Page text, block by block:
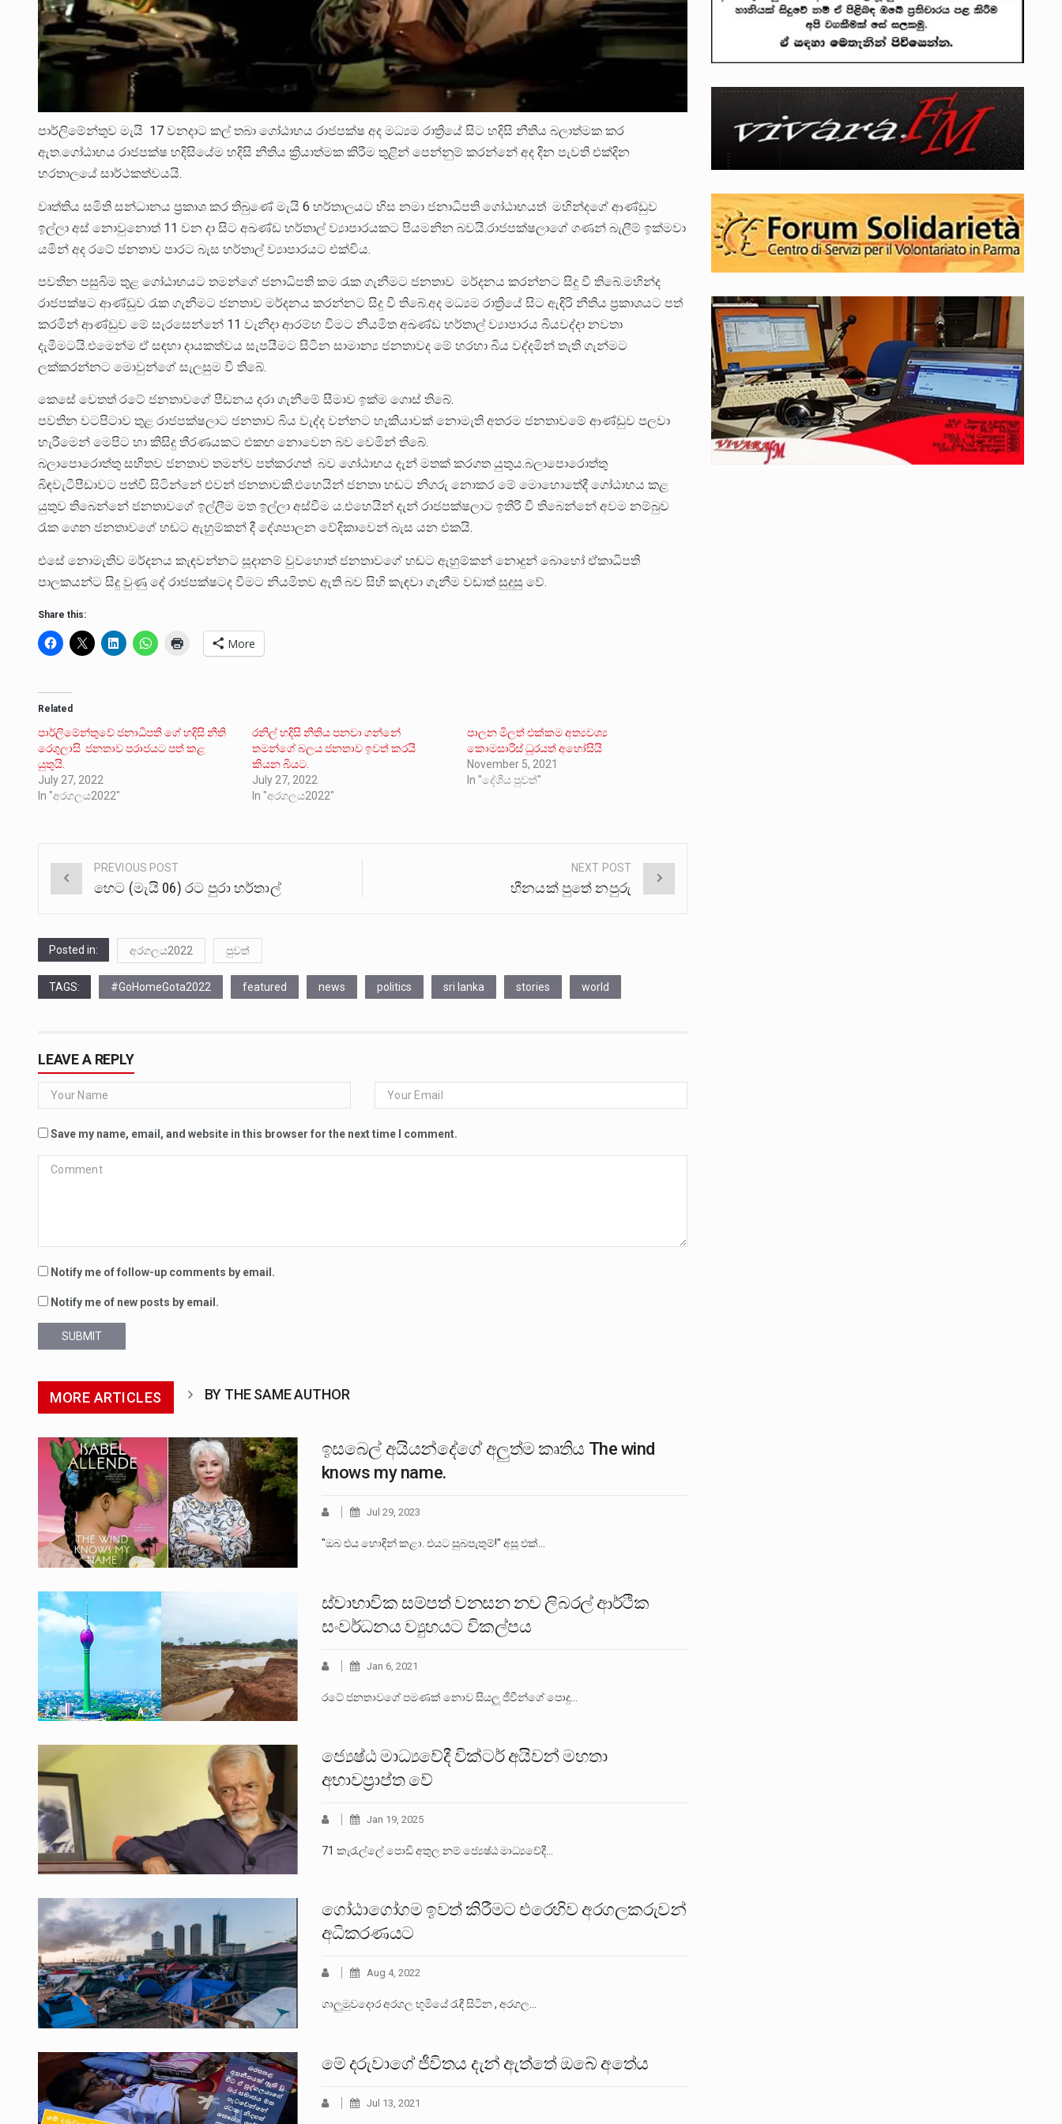
පාර්ලිමේන්තුව මැයි 17 වනදාට කල් තබා ගෝඨාභය රාජපක්ෂ අද මධ්‍යම රාත්‍රියේ සිට හදිසි නීතිය බලාත්මක කර
ඇත.ගෝඨාභය රාජපක්ෂ හදිසියේම හදිසි නීතිය ක්‍රියාත්මක කිරීම තුළින් පෙන්නුම් කරන්නේ අද දින පැවති එක්දින
හරතාලයේ සාර්ථකත්වයයි.
වෘත්තිය සමිති සන්ධානය ප්‍රකාශ කර තිබුණේ මැයි 6 හර්තාලයට හිස නමා ජනාධිපති ගෝඨාභයත් මහින්දගේ ආණ්ඩුව
ඉල්ලා අස් නොවුනොත් 11 වන දා සිට අඛණ්ඩ හර්තාල් ව්‍යාපාරයකට පියමනින බවයි.රාජපක්ෂලාගේ ගණන් බැලීම් ඉක්මවා
යමින් අද රටේ ජනතාව පාරට බැස හර්තාල් ව්‍යාපාරයට එක්විය.
පවතින පසුබිම තුළ ගෝඨාභයට තමන්ගේ ජනාධිපති කම රැක ගැනීමට ජනතාව මර්දනය කරන්නට සිදු වී තිබේ.මහින්ද
රාජපක්ෂට ආණ්ඩුව රැක ගැනීමට ජනතාව මර්දනය කරන්නට සිදු වී තිබේ.අද මධ්‍යම රාත්‍රියේ සිට ඇඳිරි නීතිය ප්‍රකාශයට පත්
කරමින් ආණ්ඩුව මේ සැරසෙන්නේ 11 වැනිදා ආරම්භ වීමට නියමිත අඛණ්ඩ හර්තාල් ව්‍යාපාරය බියවද්දා නවතා
දැමීමටයි.එමෙන්ම ඒ සඳහා දායකත්වය සැපයීමට සිටින සාමාන්‍ය ජනතාවද මේ හරහා බිය වද්දමින් තැති ගැන්මට
ලක්කරන්නට මොවුන්ගේ සැලසුම වී තිබේ.
කෙසේ වෙතත් රටේ ජනතාවගේ පීඩනය දරා ගැනීමේ සීමාව ඉක්ම ගොස් තිබේ.
පවතින වටපිටාව තුළ රාජපක්ෂලාට ජනතාව බිය වැද්ද වන්නට හැකියාවක් නොමැති අතරම ජනතාවමේ ආණ්ඩුව පලවා
හැරීමෙන් මෙපිට හා කිසිදු තීරණයකට එකඟ නොවෙන බව වෙමින් තිබේ.
බලාපොරොත්තු සහිතව ජනතාව තමන්ව පත්කරගත් බව ගෝඨාභය දැන් මතක් කරගත යුතුය.බලාපොරොත්තු
බිඳවැටීපීඩාවට පත්වී සිටින්නේ එවන් ජනතාවකි.එහෙයින් ජනතා හඬට නිගරු නොකර මේ මොහොතේදී ගෝඨාභය කළ
යුතුව තිබෙන්නේ ජනතාවගේ ඉල්ලීම මත ඉල්ලා අස්වීම ය.එහෙයින් දැන් රාජපක්ෂලාට ඉතිරි වී තිබෙන්නේ අවම නම්බුව
රැක ගෙන ජනතාවගේ හඬට ඇහුම්කන් දී දේශපාලන වේදිකාවෙන් බැස යන එකයි.
එසේ නොමැතිව මර්දනය කැඳවන්නට සූදානම් වුවහොත් ජනතාවගේ හඬට ඇහුම්කන් නොදුන් බොහෝ ඒකාධිපති
පාලකයන්ට සිදු වුණු දේ රාජපක්ෂටද වීමට නියමිතව ඇති බව සිහි කැඳවා ගැනීම වඩාත් සුදුසු වේ.
Share this:
More
Related
පාර්ලිමේන්තුවේ ජනාධිපති ගේ හදිසි නීති
රෙගුලාසි ජනතාව පරාජයට පත් කළ
යුතුයි.
July 27, 2022
In "අරගලය2022"
රනිල් හදිසි නීතිය පනවා ගන්නේ
තමන්ගේ බලය ජනතාව ඉවත් කරයි
කියන බියට.
July 27, 2022
In "අරගලය2022"
පාලන මිලත් එක්කම අත්‍යවශ්‍ය
කොමසාරිස් ධූරයත් අහෝසියි
November 5, 2021
In "දේශීය පුවත්"
Post
navigation
PREVIOUS POST
හෙට (මැයි 06) රට පුරා හර්තාල්
NEXT POST
හීනයක් පුතේ නපුරු
Posted in: අරගලය2022 පුවත්
TAGS: #GoHomeGota2022 featured news politics sri lanka stories world
LEAVE A REPLY
Save my name, email, and website in this browser for the next time I comment.
Notify me of follow-up comments by email.
Notify me of new posts by email.
SUBMIT
MORE ARTICLES BY THE SAME AUTHOR
ඉසබෙල් අයියන්දේ‍ගේ අලුත්ම කෘතිය The wind
knows my name.
Jul 29, 2023
"ඔබ එය හොඳින් කළා. එයට සුබපැතුම්!" අසූ එක්…
ස්වාභාවික සම්පත් වනසන නව ලිබරල් ආර්ථික
සංවර්ධනය ව්‍යුහයට විකල්පය
Jan 6, 2021
රටේ ජනතාවගේ පමණක් නොව සියලූ ජීවීන්ගේ පොදු…
ජ්‍යෙෂ්ඨ මාධ්‍යවේදී වික්ටර් අයිවන් මහතා
අභාවප්‍රාප්ත වේ
Jan 19, 2025
71 කැරැල්ලේ පොඩි අතුල නම් ජ්‍යෙෂ්ඨ මාධ්‍යවේදී…
ගෝඨාගෝගම ඉවත් කිරීමට එරෙහිව අරගලකරුවන්
අධිකරණයට
Aug 4, 2022
ගාලුමුවදොර අරගල භූමියේ රැඳී සිටින , අරගල…
මේ දරුවාගේ ජීවිතය දැන් ඇත්තේ ඔබේ අතේය
Jul 13, 2021